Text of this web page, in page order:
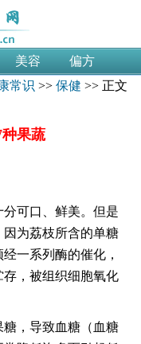
美容 偏方
视频 医学论文
常识 >> 保健 >> 正文
果蔬
可口、鲜美。但是
为荔枝所含的单糖
一系列酶的催化，
，被组织细胞氧化
，导致血糖（血糖